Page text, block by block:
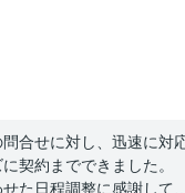
合せに対し、迅速に対
契約までできました。
た日程調整に感謝してい